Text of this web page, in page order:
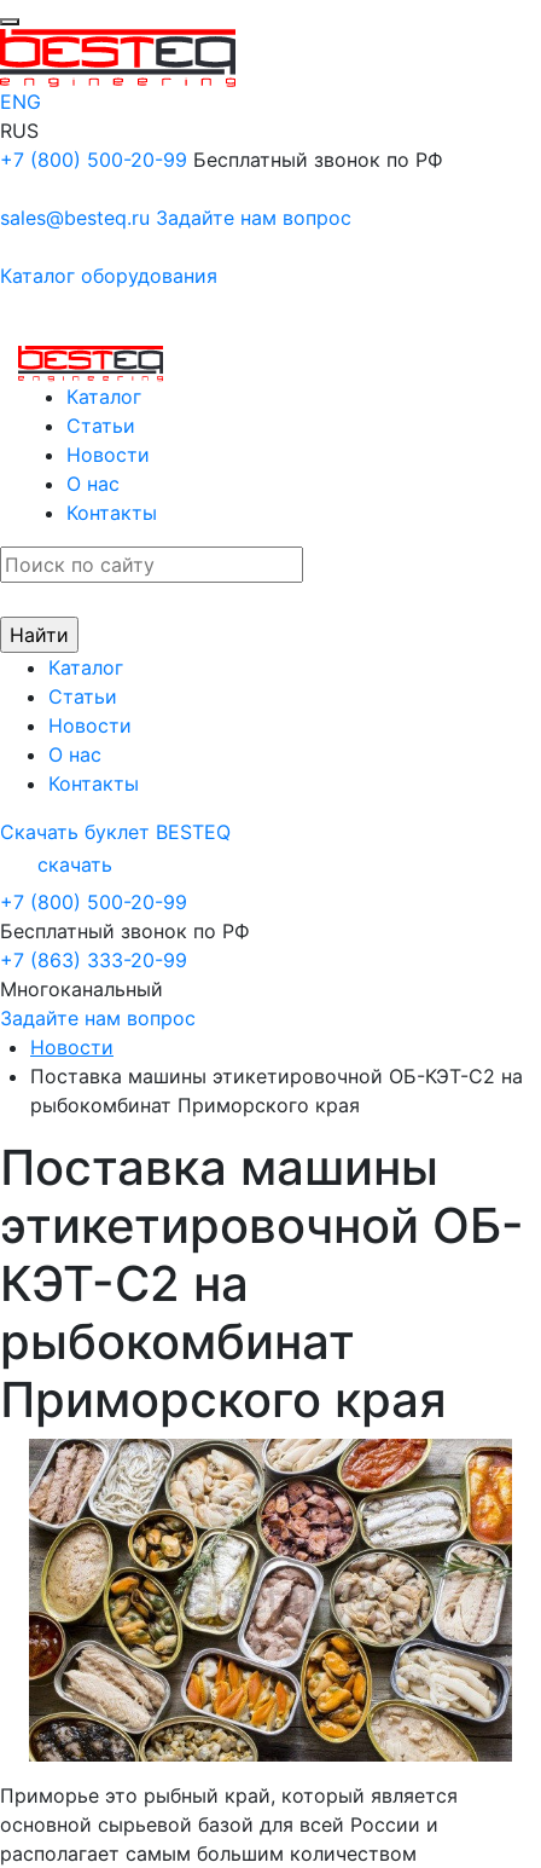
ENG
RUS
+7 (800) 500-20-99 Бесплатный звонок по РФ
sales@besteq.ru Задайте нам вопрос
Каталог оборудования
Каталог
Статьи
Новости
О нас
Контакты
Каталог
Статьи
Новости
О нас
Контакты
Скачать буклет BESTEQ
скачать
+7 (800) 500-20-99
Бесплатный звонок по РФ
+7 (863) 333-20-99
Многоканальный
Задайте нам вопрос
Новости
Поставка машины этикетировочной ОБ-КЭТ-С2 на
рыбокомбинат Приморского края
Поставка машины
этикетировочной ОБ-
КЭТ-С2 на
рыбокомбинат
Приморского края
Приморье это рыбный край, который является
основной сырьевой базой для всей России и
располагает самым большим количеством